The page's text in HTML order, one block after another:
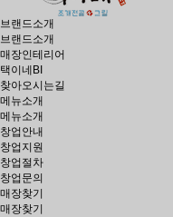
브랜드소개
브랜드소개
매장인테리어
택이네BI
찾아오시는길
메뉴소개
메뉴소개
창업안내
창업지원
창업절차
창업문의
매장찾기
매장찾기